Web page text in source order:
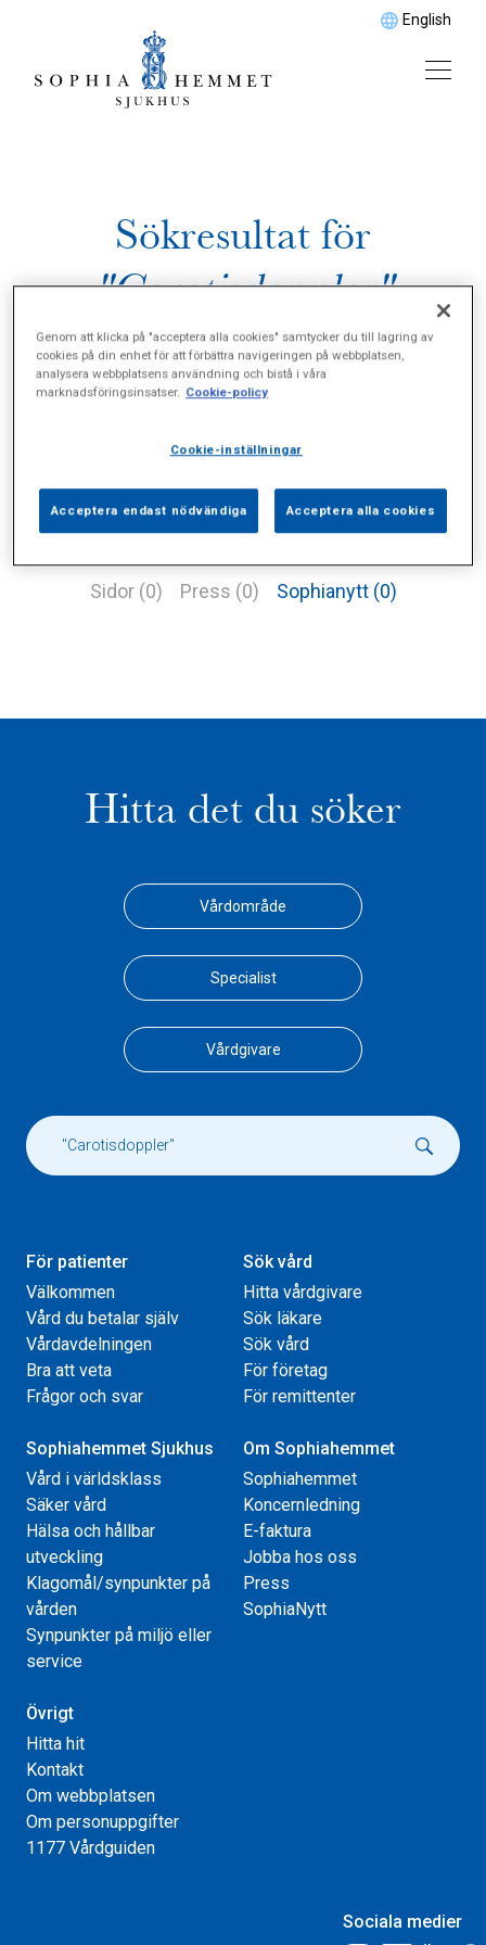
English
Sökresultat för
"Carotisdoppler"
Sidor (0) Press (0) Sophianytt (0)
Hitta det du söker
Vårdområde
Specialist
Vårdgivare
För patienter
Välkommen
Vård du betalar själv
Vårdavdelningen
Bra att veta
Frågor och svar
Sök vård
Hitta vårdgivare
Sök läkare
Sök vård
För företag
För remittenter
Sophiahemmet Sjukhus
Vård i världsklass
Säker vård
Hälsa och hållbar
utveckling
Klagomål/synpunkter på
vården
Synpunkter på miljö eller
service
Om Sophiahemmet
Sophiahemmet
Koncernledning
E-faktura
Jobba hos oss
Press
SophiaNytt
Övrigt
Hitta hit
Kontakt
Om webbplatsen
Om personuppgifter
1177 Vårdguiden
Sociala medier
Genom att klicka på "acceptera alla cookies" samtycker du till lagring av
cookies på din enhet för att förbättra navigeringen på webbplatsen,
analysera webbplatsens användning och bistå i våra
marknadsföringsinsatser. Cookie-policy
Cookie-inställningar
Acceptera endast nödvändiga Acceptera alla cookies